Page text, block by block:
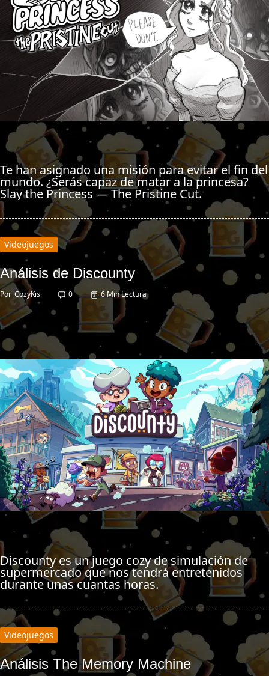
Te han asignado una misión para evitar el fin del
mundo. ¿Serás capaz de matar a la princesa?
Slay the Princess — The Pristine Cut.
Videojuegos
Análisis de Discounty
Por CozyKis 0 6 Min Lectura
Discounty es un juego cozy de simulación de
supermercado que nos tendrá entretenidos
durante unas cuantas horas.
Videojuegos
Análisis The Memory Machine